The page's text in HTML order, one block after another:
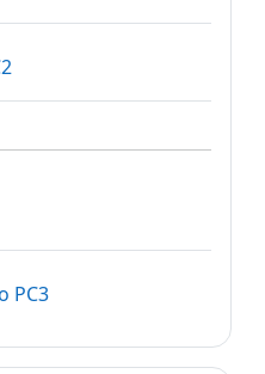
PC3Stránka